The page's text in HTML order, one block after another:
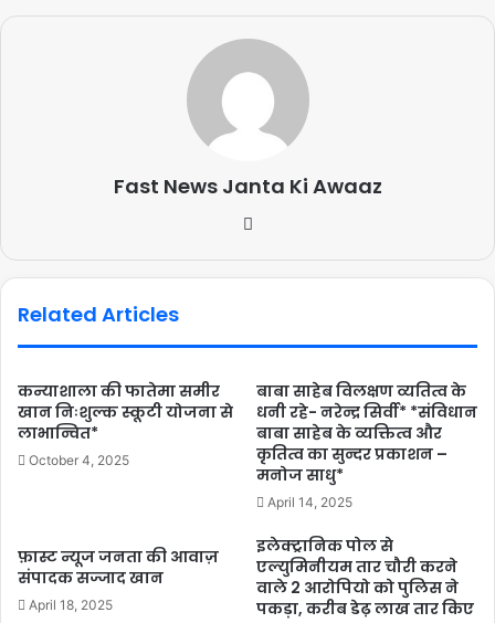
Fast News Janta Ki Awaaz
Related Articles
कन्याशाला की फातेमा समीर
खान निःशुल्क स्कूटी योजना से
लाभान्वित*
October 4, 2025
बाबा साहेब विलक्षण व्यतित्व के
धनी रहे- नरेन्द्र सिर्वी* *संविधान
बाबा साहेब के व्यक्तित्व और
कृतित्व का सुन्दर प्रकाशन –
मनोज साधु*
April 14, 2025
फ़ास्ट न्यूज जनता की आवाज़
संपादक सज्जाद खान
April 18, 2025
इलेक्ट्रानिक पोल से
एल्युमिनीयम तार चौरी करने
वाले 2 आरोपियो को पुलिस ने
पकड़ा, करीब डेढ़ लाख तार किए